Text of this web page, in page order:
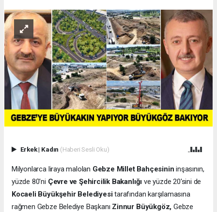
Erkek| Kadın (Haberi Sesli Oku)
Milyonlarca liraya malolan Gebze Millet Bahçesinin inşasının,
yüzde 80'ni Çevre ve Şehircilik Bakanlığı ve yüzde 20'sini de
Kocaeli Büyükşehir Belediyesitarafından karşılamasına
rağmen Gebze Belediye Başkanı Zinnur Büyükgöz, Gebze